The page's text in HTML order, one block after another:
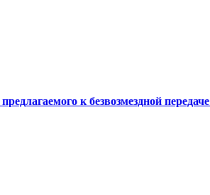
к безвозмездной